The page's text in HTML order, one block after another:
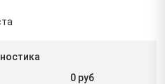
0 руб